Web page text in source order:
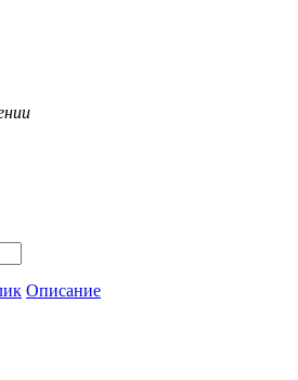
Описание